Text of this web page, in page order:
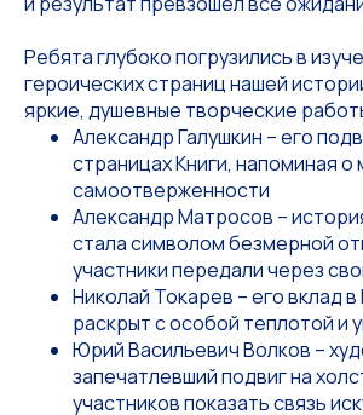
Ребята глубоко погрузились в
героических страниц нашей
яркие, душевные творческие
Александр Галушкин – его
страницах Книги, напоминая о
самоотверженности
Александр Матросов –
стала символом безмерной
участники передали через
Николай Токарев – его вклад
раскрыт с особой теплотой и
Юрий Васильевич Волков –
запечатлевший подвиг на
участников показать связь